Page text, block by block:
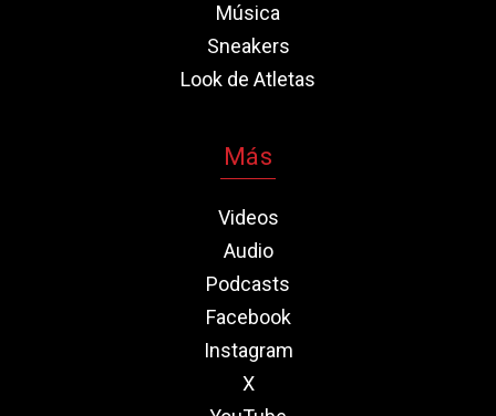
Música
Sneakers
Look de Atletas
Más
Videos
Audio
Podcasts
Facebook
Instagram
X